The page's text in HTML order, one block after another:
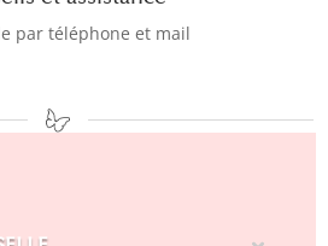
par téléphone et mail